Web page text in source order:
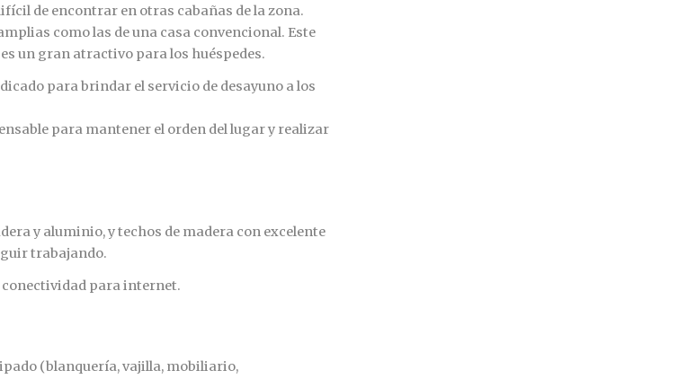
de encontrar en otras cabañas de la zona.
como las de una casa convencional. Este
un gran atractivo para los huéspedes.
para brindar el servicio de desayuno a los
para mantener el orden del lugar y realizar
y aluminio, y techos de madera con excelente
trabajando.
conectividad para internet.
(blanquería, vajilla, mobiliario,